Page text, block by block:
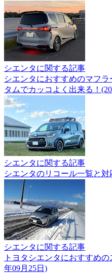
シエンタに関する記事
シエンタにおすすめのマフ
タムでカッコよく出来る！
シエンタに関する記事
シエンタのリコール一覧と対
シエンタに関する記事
トヨタシエンタにおすすめ
年09月25日)